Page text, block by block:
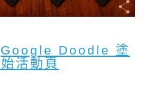
Google Doodle 塗